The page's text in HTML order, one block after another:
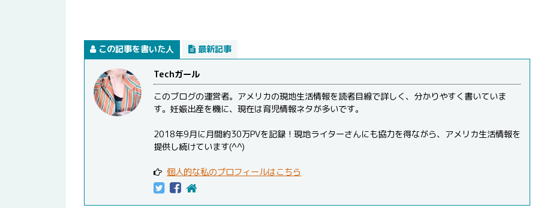
この記事を書いた人 最新記事
Techガール
このブログの運営者。アメリカの現地生活情報を読者目線で詳しく、分かりやすく書いていま
す。妊娠出産を機に、現在は育児情報ネタが多いです。
2018年9月に月間約30万PVを記録！現地ライターさんにも協力を得ながら、アメリカ生活情報を
提供し続けています(^^)
個人的な私のプロフィールはこちら